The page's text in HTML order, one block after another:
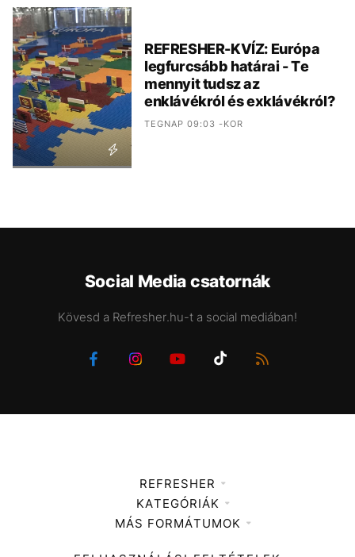
REFRESHER-KVÍZ: Európa
legfurcsább határai - Te
mennyit tudsz az
enklávékról és exklávékról?
TEGNAP 09:03 -KOR
Social Media csatornák
Kövesd a Refresher.hu-t a social mediában!
REFRESHER
Médiaajánlat
KATEGÓRIÁK
Zene
Divat
MÁS FORMÁTUMOK